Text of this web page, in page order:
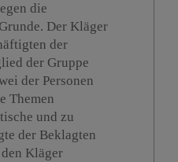
die
Der Kläger
der
der Gruppe
der Personen
Themen
und zu
der Beklagten
Kläger